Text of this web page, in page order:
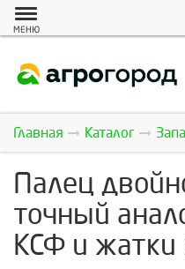
МЕНЮ
Главная Каталог
Палец
точный
КСФ и жатки